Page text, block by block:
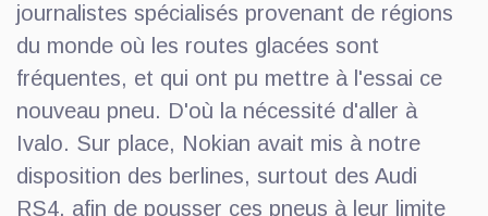
journalistes spécialisés provenant de régions
du monde où les routes glacées sont
fréquentes, et qui ont pu mettre à l'essai ce
nouveau pneu. D'où la nécessité d'aller à
Ivalo. Sur place, Nokian avait mis à notre
disposition des berlines, surtout des Audi
RS4, afin de pousser ces pneus à leur limite